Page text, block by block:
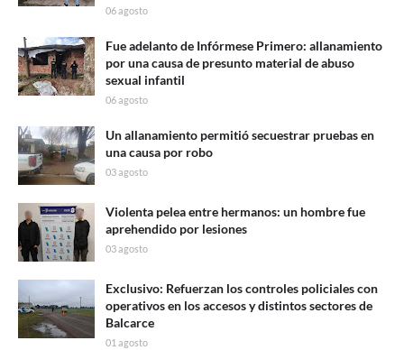
06 agosto
Fue adelanto de Infórmese Primero: allanamiento
por una causa de presunto material de abuso
sexual infantil
06 agosto
Un allanamiento permitió secuestrar pruebas en
una causa por robo
03 agosto
Violenta pelea entre hermanos: un hombre fue
aprehendido por lesiones
03 agosto
Exclusivo: Refuerzan los controles policiales con
operativos en los accesos y distintos sectores de
Balcarce
01 agosto